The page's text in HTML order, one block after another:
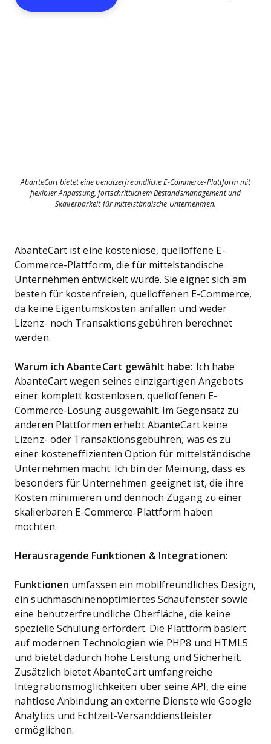
AbanteCart bietet eine benutzerfreundliche E-Commerce-Plattform mit
flexibler Anpassung, fortschrittlichem Bestandsmanagement und
Skalierbarkeit für mittelständische Unternehmen.
AbanteCart ist eine kostenlose, quelloffene E-
Commerce-Plattform, die für mittelständische
Unternehmen entwickelt wurde. Sie eignet sich am
besten für kostenfreien, quelloffenen E-Commerce,
da keine Eigentumskosten anfallen und weder
Lizenz- noch Transaktionsgebühren berechnet
werden.
Warum ich AbanteCart gewählt habe: Ich habe
AbanteCart wegen seines einzigartigen Angebots
einer komplett kostenlosen, quelloffenen E-
Commerce-Lösung ausgewählt. Im Gegensatz zu
anderen Plattformen erhebt AbanteCart keine
Lizenz- oder Transaktionsgebühren, was es zu
einer kosteneffizienten Option für mittelständische
Unternehmen macht. Ich bin der Meinung, dass es
besonders für Unternehmen geeignet ist, die ihre
Kosten minimieren und dennoch Zugang zu einer
skalierbaren E-Commerce-Plattform haben
möchten.
Herausragende Funktionen & Integrationen:
Funktionen umfassen ein mobilfreundliches Design,
ein suchmaschinenoptimiertes Schaufenster sowie
eine benutzerfreundliche Oberfläche, die keine
spezielle Schulung erfordert. Die Plattform basiert
auf modernen Technologien wie PHP8 und HTML5
und bietet dadurch hohe Leistung und Sicherheit.
Zusätzlich bietet AbanteCart umfangreiche
Integrationsmöglichkeiten über seine API, die eine
nahtlose Anbindung an externe Dienste wie Google
Analytics und Echtzeit-Versanddienstleister
ermöglichen.